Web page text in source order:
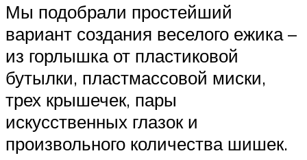
Мы подобрали простейший
вариант создания веселого ежика –
из горлышка от пластиковой
бутылки, пластмассовой миски,
трех крышечек, пары
искусственных глазок и
произвольного количества шишек.